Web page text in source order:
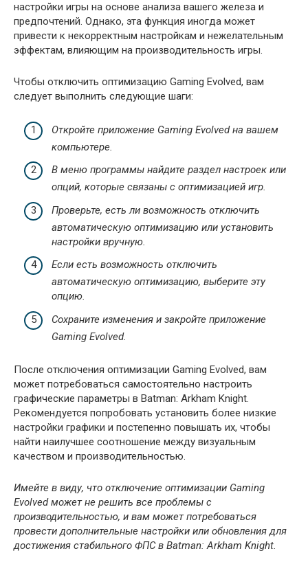
настройки игры на основе анализа вашего железа и
предпочтений. Однако, эта функция иногда может
привести к некорректным настройкам и нежелательным
эффектам, влияющим на производительность игры.
Чтобы отключить оптимизацию Gaming Evolved, вам
следует выполнить следующие шаги:
Откройте приложение Gaming Evolved на вашем
компьютере.
В меню программы найдите раздел настроек или
опций, которые связаны с оптимизацией игр.
Проверьте, есть ли возможность отключить
автоматическую оптимизацию или установить
настройки вручную.
Если есть возможность отключить
автоматическую оптимизацию, выберите эту
опцию.
Сохраните изменения и закройте приложение
Gaming Evolved.
После отключения оптимизации Gaming Evolved, вам
может потребоваться самостоятельно настроить
графические параметры в Batman: Arkham Knight.
Рекомендуется попробовать установить более низкие
настройки графики и постепенно повышать их, чтобы
найти наилучшее соотношение между визуальным
качеством и производительностью.
Имейте в виду, что отключение оптимизации Gaming
Evolved может не решить все проблемы с
производительностью, и вам может потребоваться
провести дополнительные настройки или обновления для
достижения стабильного ФПС в Batman: Arkham Knight.